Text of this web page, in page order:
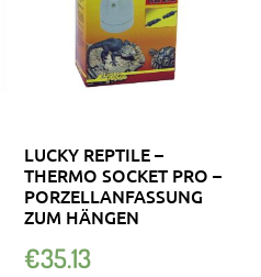
LUCKY REPTILE –
THERMO SOCKET PRO –
PORZELLANFASSUNG
ZUM HÄNGEN
€35.13